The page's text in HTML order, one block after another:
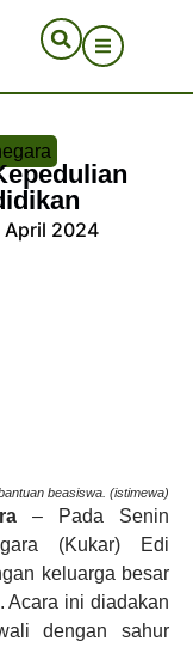
April 2024
beasiswa. (istimewa)
– Pada Senin
(Kukar) Edi
keluarga besar
Acara ini diadakan
dengan sahur